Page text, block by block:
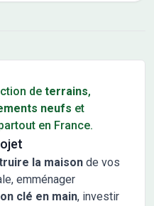
de terrains,
neufs et
en France.
la maison de vos
emménager
clé en main, investir